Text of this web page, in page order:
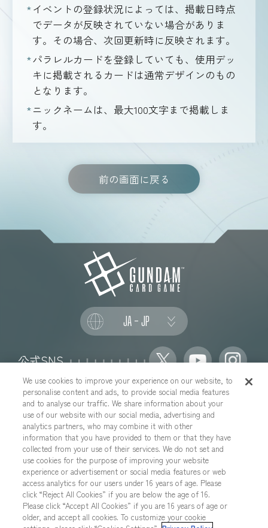
イベントの登録状況によっては、掲載日時点
でデータが反映されていない場合がありま
す。その場合、次回更新時に反映されます。
パラレルカードを登録していても、使用デッ
キに掲載されるカードは通常デザインのもの
となります。
ニックネームは、最大100文字まで掲載しま
す。
前の画面に戻る
JA - JP
公式SNS
推奨環境について
お問い合わせ
Cookies Settings
プライバシーポリシー
プライバシーノーティス
YouTubeガイドラインについて
地域を選択する
本サイトに掲載されているすべての画像・テキスト・データの無断転
We use cookies to improve your experience on our website, to
personalise content and ads, to provide social media features
and to analyse our traffic. We share information about your
use of our website with our social media, advertising and
analytics partners, who may combine it with other
information that you have provided to them or that they have
collected from your use of their services. We do not set and
use cookies for the purpose of improving your website
experience or advertisement or social media features or web
access analytics for our users under 16 years of age. Please
click “Reject All Cookies” if you are below the age of 16.
Please click “Accept All Cookies” if you are 16 years of age or
older, and accept all cookies. To customize your cookie